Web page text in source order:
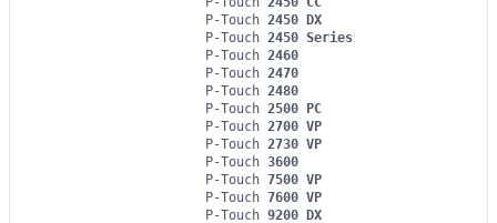
P-Touch 2450 DX
P-Touch 2450 Series
P-Touch 2460
P-Touch 2470
P-Touch 2480
P-Touch 2500 PC
P-Touch 2700 VP
P-Touch 2730 VP
P-Touch 3600
P-Touch 7500 VP
P-Touch 7600 VP
P-Touch 9200 DX